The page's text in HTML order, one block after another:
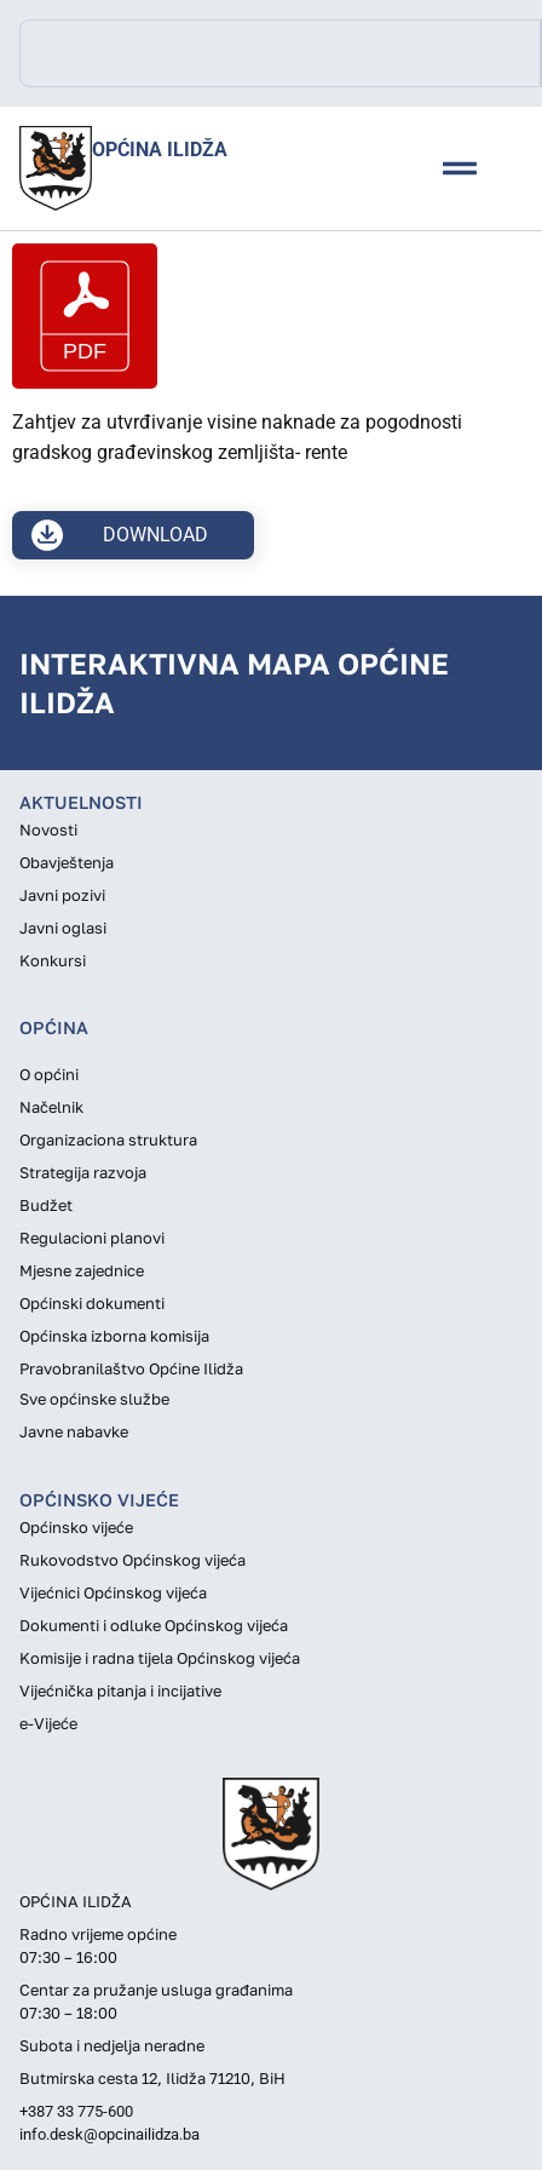
OPĆINA ILIDŽA
Zahtjev za utvrđivanje visine naknade za pogodnosti
gradskog građevinskog zemljišta- rente
DOWNLOAD
INTERAKTIVNA MAPA OPĆINE
ILIDŽA
OPĆINA ILIDŽA
Radno vrijeme općine
07:30 – 16:00
Centar za pružanje usluga građanima
07:30 – 18:00
Subota i nedjelja neradne
Butmirska cesta 12, Ilidža 71210, BiH
+387 33 775-600
info.desk@opcinailidza.ba
AKTUELNOSTI
Novosti
Obavještenja
Javni pozivi
Javni oglasi
Konkursi
OPĆINA
O općini
Načelnik
Organizaciona struktura
Strategija razvoja
Budžet
Regulacioni planovi
Mjesne zajednice
Općinski dokumenti
Općinska izborna komisija
Pravobranilaštvo Općine Ilidža
Sve općinske službe
Javne nabavke
OPĆINSKO VIJEĆE
Općinsko vijeće
Rukovodstvo Općinskog vijeća
Vijećnici Općinskog vijeća
Dokumenti i odluke Općinskog vijeća
Komisije i radna tijela Općinskog vijeća
Vijećnička pitanja i incijative
e-Vijeće